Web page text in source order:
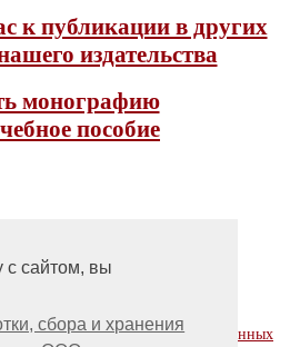
с сайтом, вы
сбора и хранения
к публикации в других
издательства
монографию
пособие
редакция
и хранения персональных данных